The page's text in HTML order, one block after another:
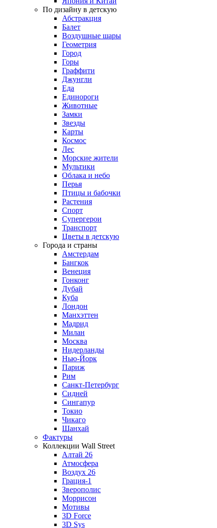
По дизайну в детскую
Абстракция
Балет
Воздушные шары
Геометрия
Город
Горы
Граффити
Джунгли
Еда
Единороги
Животные
Замки
Звезды
Карты
Космос
Лес
Морские жители
Мультики
Облака и небо
Перья
Птицы и бабочки
Растения
Спорт
Супергерои
Транспорт
Цветы в детскую
Города и страны
Амстердам
Бангкок
Венеция
Гонконг
Дубай
Куба
Лондон
Манхэттен
Мадрид
Милан
Москва
Нидерланды
Нью-Йорк
Париж
Рим
Санкт-Петербург
Сидней
Сингапур
Токио
Чикаго
Шанхай
Фактуры
Коллекции Wall Street
Алтай 26
Атмосфера
Воздух 26
Грация-1
Зверополис
Моррисон
Мотивы
3D Force
3D Sys